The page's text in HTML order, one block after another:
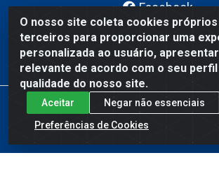
O nosso site coleta cookies próprios
terceiros para proporcionar uma
personalizada ao usuário,
relevante de acordo com o seu
qualidade do nosso site.
Aceitar
Negar não essenciais
Preferências de Cookies
Facebook
YouTube
Linkedin
Gigavale Atacado - Av. Pedro Friggi, 451 -
dos Campos/SP - CEP 12223-430 - CNPJ